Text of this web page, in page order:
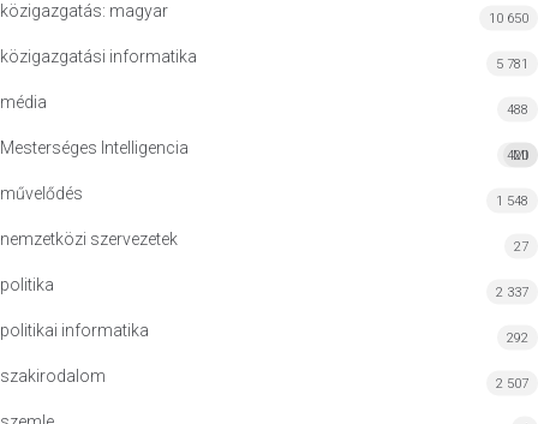
közigazgatás: magyar 10 650
közigazgatási informatika 5 781
média 488
Mesterséges Intelligencia MI
420
művelődés 1 548
nemzetközi szervezetek 27
politika 2 337
politikai informatika 292
szakirodalom 2 507